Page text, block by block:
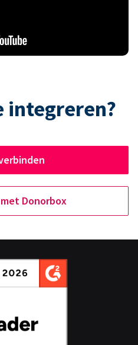
integreren?
Donorbox